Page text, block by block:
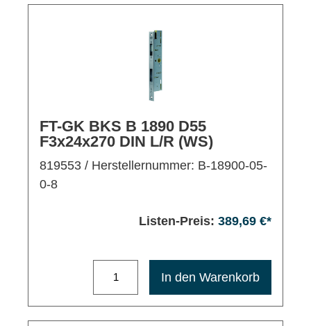
FT-GK BKS B 1890 D55
F3x24x270 DIN L/R (WS)
819553 / Herstellernummer: B-18900-05-
0-8
Listen-Preis: 389,69 €*
In den Warenkorb